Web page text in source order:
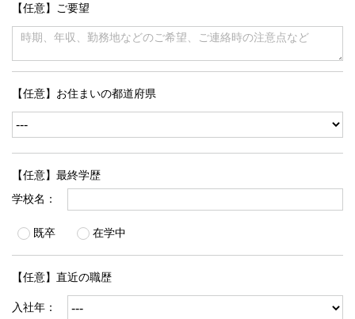
【任意】ご要望
【任意】お住まいの都道府県
【任意】最終学歴
学校名：
既卒 在学中
【任意】直近の職歴
入社年：